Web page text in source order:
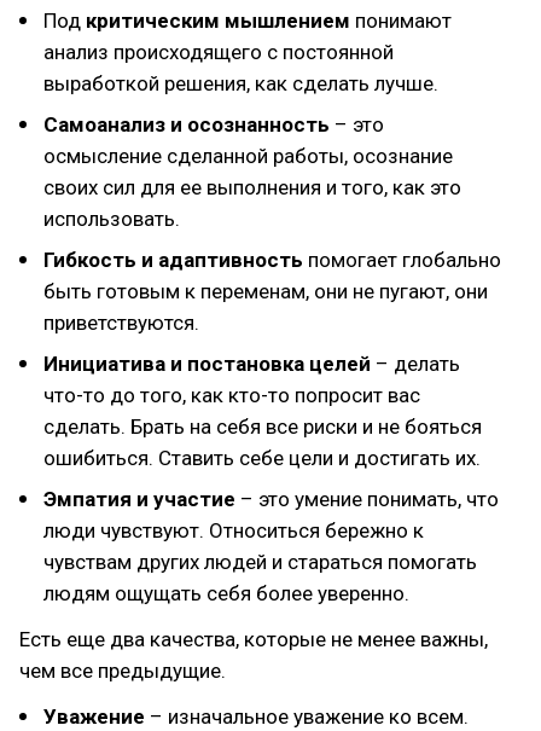
Под критическим мышлением понимают
анализ происходящего с постоянной
выработкой решения, как сделать лучше.
Самоанализ и осознанность – это
осмысление сделанной работы, осознание
своих сил для ее выполнения и того, как это
использовать.
Гибкость и адаптивность помогает глобально
быть готовым к переменам, они не пугают, они
приветствуются.
Инициатива и постановка целей – делать
что-то до того, как кто-то попросит вас
сделать. Брать на себя все риски и не бояться
ошибиться. Ставить себе цели и достигать их.
Эмпатия и участие – это умение понимать, что
люди чувствуют. Относиться бережно к
чувствам других людей и стараться помогать
людям ощущать себя более уверенно.
Есть еще два качества, которые не менее важны,
чем все предыдущие.
Уважение – изначальное уважение ко всем.